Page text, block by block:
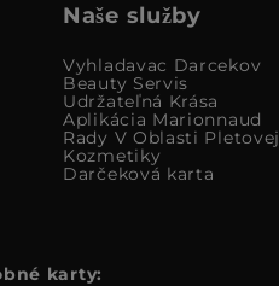
Naše služby
Vyhladavac Darcekov
Beauty Servis
Udržateľná Krása
Aplikácia Marionnaud
Rady V Oblasti Pletovej
Kozmetiky
Darčeková karta
karty: